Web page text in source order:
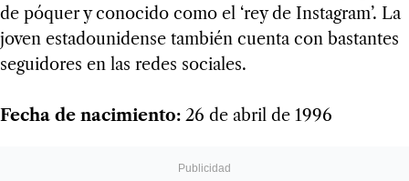
de póquer y conocido como el ‘rey de Instagram’. La
joven estadounidense también cuenta con bastantes
seguidores en las redes sociales.
Fecha de nacimiento: 26 de abril de 1996